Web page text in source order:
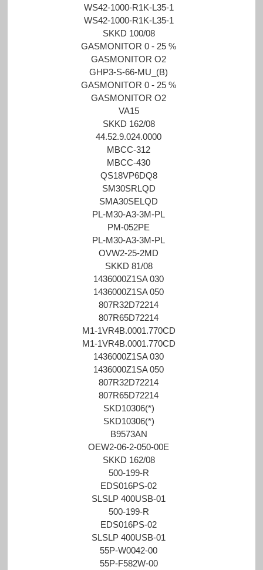
WS42-1000-R1K-L35-1
WS42-1000-R1K-L35-1
SKKD 100/08
GASMONITOR 0 - 25 %
GASMONITOR O2
GHP3-S-66-MU_(B)
GASMONITOR 0 - 25 %
GASMONITOR O2
VA15
SKKD 162/08
44.52.9.024.0000
MBCC-312
MBCC-430
QS18VP6DQ8
SM30SRLQD
SMA30SELQD
PL-M30-A3-3M-PL
PM-052PE
PL-M30-A3-3M-PL
OVW2-25-2MD
SKKD 81/08
1436000Z1SA 030
1436000Z1SA 050
807R32D72214
807R65D72214
M1-1VR4B.0001.770CD
M1-1VR4B.0001.770CD
1436000Z1SA 030
1436000Z1SA 050
807R32D72214
807R65D72214
SKD10306(*)
SKD10306(*)
B9573AN
OEW2-06-2-050-00E
SKKD 162/08
500-199-R
EDS016PS-02
SLSLP 400USB-01
500-199-R
EDS016PS-02
SLSLP 400USB-01
55P-W0042-00
55P-F582W-00